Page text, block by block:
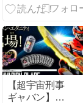
ました」
【超宇宙刑事
ギャバン】V